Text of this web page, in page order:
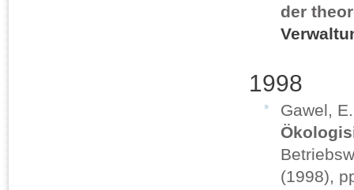
der
1998
Gawel,
(1998),